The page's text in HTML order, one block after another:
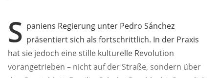
S paniens Regierung unter Pedro Sánchez
präsentiert sich als fortschrittlich. In der Praxis
hat sie jedoch eine stille kulturelle Revolution
vorangetrieben – nicht auf der Straße, sondern über